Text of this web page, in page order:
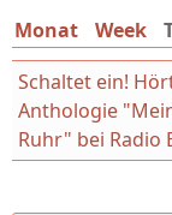
Monat Week
Schaltet ein!
Anthologie
Ruhr" bei Radio